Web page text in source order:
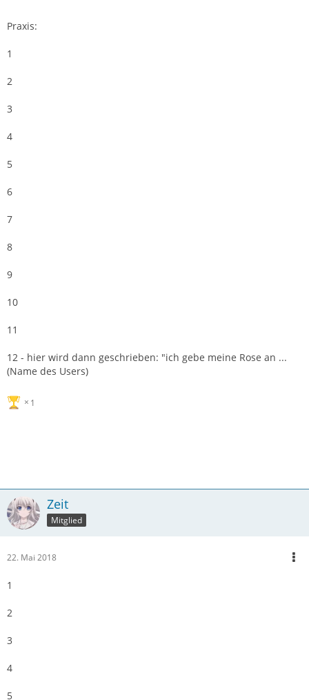
Praxis:
1
2
3
4
5
6
7
8
9
10
11
12 - hier wird dann geschrieben: "ich gebe meine Rose an ...
(Name des Users)
1
Zeit
Mitglied
22. Mai 2018
1
2
3
4
5